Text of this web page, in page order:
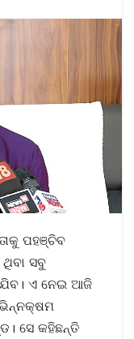
ପହଞ୍ଚିବ
ଥିବା ସବୁ
ଏ ନେଇ ଆଜି
ଭିନ୍ନକ୍ଷମ
ସେ କହିଛନ୍ତି